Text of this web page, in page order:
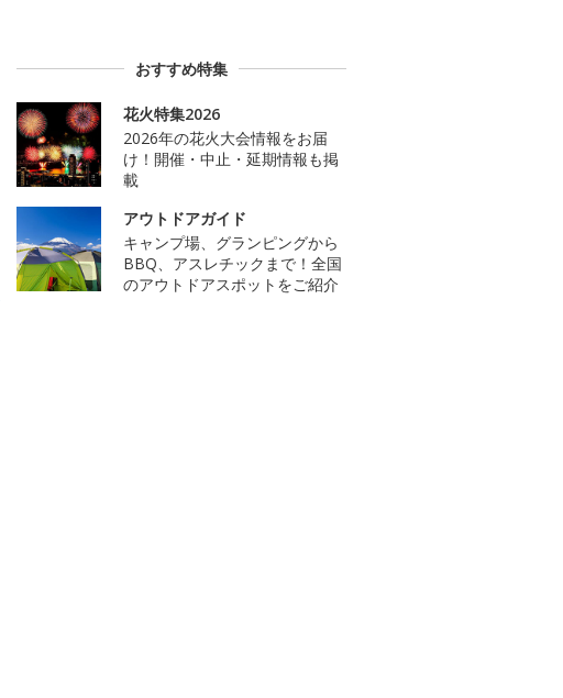
おすすめ特集
花火特集2026
2026年の花火大会情報をお届
け！開催・中止・延期情報も掲
載
アウトドアガイド
キャンプ場、グランピングから
BBQ、アスレチックまで！全国
のアウトドアスポットをご紹介